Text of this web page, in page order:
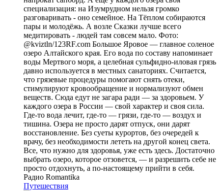
специализация: на Изумрудном нельзя громко
разговаривать - оно семейное. На Тёплом собираются
пары и молодёжь. А возле Сказки лучше всего
медитировать - людей там совсем мало. Фото:
@kviztln/123RF.com Большое Яровое — главное соленое
озеро Алтайского края. Его вода по составу напоминает
воды Мертвого моря, а целебная сульфидно-иловая грязь
давно используется в местных санаториях. Считается,
что грязевые процедуры помогают снять отеки,
стимулируют кровообращение и нормализуют обмен
веществ. Сюда едут не загара ради — за здоровьем. У
каждого озера в России — свой характер и своя сила.
Где-то вода лечит, где-то — грязи, где-то — воздух и
тишина. Озера не просто дарят отпуск, они дарят
восстановление. Без суеты курортов, без очередей к
врачу, без необходимости лететь на другой конец света.
Все, что нужно для здоровья, уже есть здесь. Достаточно
выбрать озеро, которое отзовется, — и разрешить себе не
просто отдохнуть, а по-настоящему прийти в себя.
Радио Romantika
Путешествия